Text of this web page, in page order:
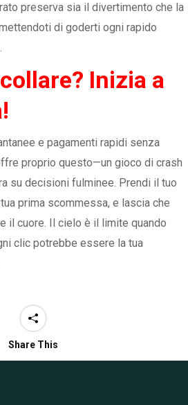
preserva sia il divertimento che la
di goderti ogni rapido
Inizia a
e pagamenti rapidi senza
proprio questo—un gioco di crash
su decisioni fulminee. Prendi il tuo
prima scommessa, e lascia che
il cuore. Il cielo è il limite quando
clic potrebbe essere la tua
Share This